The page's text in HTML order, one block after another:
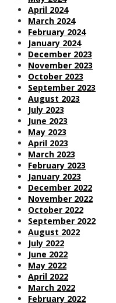
April 2024
March 2024
February 2024
January 2024
December 2023
November 2023
October 2023
September 2023
August 2023
July 2023
June 2023
May 2023
April 2023
March 2023
February 2023
January 2023
December 2022
November 2022
October 2022
September 2022
August 2022
July 2022
June 2022
May 2022
April 2022
March 2022
February 2022